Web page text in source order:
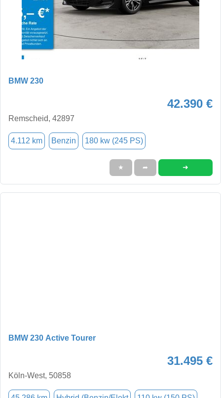
BMW 230
42.390 €
Remscheid, 42897
4.112 km Benzin 180 kw (245 PS)
★ ➦ ➜
BMW 230 Active Tourer
31.495 €
Köln-West, 50858